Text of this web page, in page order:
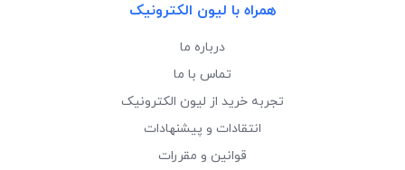
همراه با لیون الکترونیک
درباره ما
تماس با ما
تجربه خرید از لیون الکترونیک
انتقادات و پیشنهادات
قوانین و مقررات